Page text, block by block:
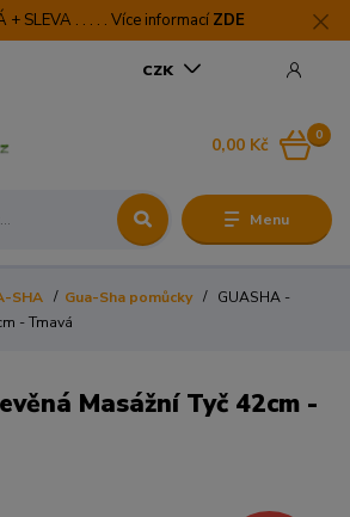
+ SLEVA . . . . . Více informací ZDE
Menu
CZK
0
0,00 Kč
SHA Gua-Sha pomůcky
GUASHA -
- Tmavá
Masážní Tyč 42cm -